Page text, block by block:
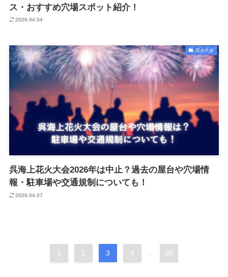
ス・おすすめ穴場スポット紹介！
2026.04.04
花火大会
呉海上花火大会2026年は中止？過去の屋台や穴場情
報・駐車場や交通規制についても！
2026.04.07
1 2 3 4 ... 39